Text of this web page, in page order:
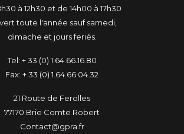
à 12h30 et de 14h00 à 17h30
toute l'année sauf samedi,
dimache et jours feriés.
Tel: + 33 (0) 1.64.66.16.80
Fax: + 33 (0) 1.64.66.04.32
21 Route de Ferolles
77170 Brie Comte Robert
Contact@gpra.fr